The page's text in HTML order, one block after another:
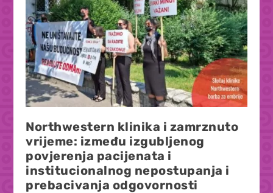
Northwestern klinika i zamrznuto
vrijeme: između izgubljenog
povjerenja pacijenata i
institucionalnog nepostupanja i
prebacivanja odgovornosti